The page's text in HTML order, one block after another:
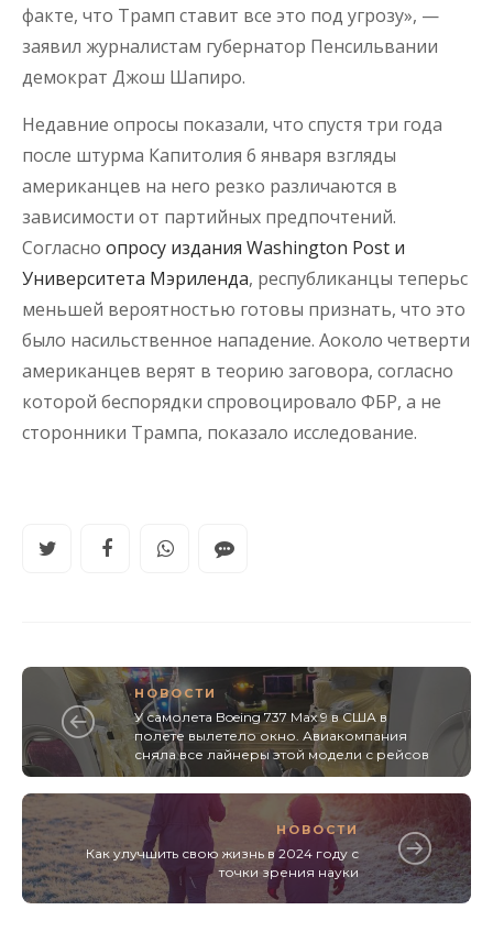
факте, что Трамп ставит все это под угрозу», —
заявил журналистам губернатор Пенсильвании
демократ Джош Шапиро.
Недавние опросы показали, что спустя три года
после штурма Капитолия 6 января взгляды
американцев на него резко различаются в
зависимости от партийных предпочтений.
Согласно опросу издания Washington Post и
Университета Мэриленда, республиканцы теперьс
меньшей вероятностью готовы признать, что это
было насильственное нападение. Аоколо четверти
американцев верят в теорию заговора, согласно
которой беспорядки спровоцировало ФБР, а не
сторонники Трампа, показало исследование.
НОВОСТИ
У самолета Boeing 737 Max 9 в США в
полете вылетело окно. Авиакомпания
сняла все лайнеры этой модели с рейсов
НОВОСТИ
Как улучшить свою жизнь в 2024 году с
точки зрения науки